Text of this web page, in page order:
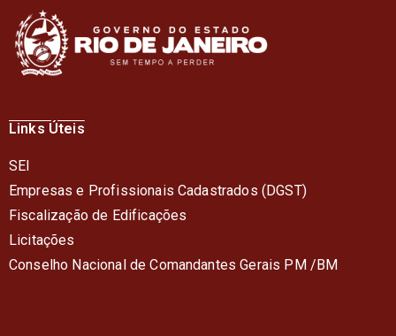
Links Úteis
SEI
Empresas e Profissionais Cadastrados (DGST)
Fiscalização de Edificações
Licitações
Conselho Nacional de Comandantes Gerais PM /BM